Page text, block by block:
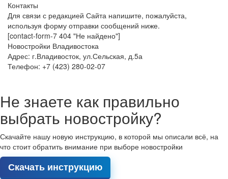
Контакты
Для связи с редакцией Сайта напишите, пожалуйста,
используя форму отправки сообщений ниже.
[contact-form-7 404 "Не найдено"]
Новостройки Владивостока
Адрес: г.Владивосток, ул.Сельская, д.5а
Телефон: +7 (423) 280-02-07
Не знаете как правильно
выбрать новостройку?
Скачайте нашу новую инструкцию, в которой мы описали всё, на
что стоит обратить внимание при выборе новостройки
Скачать инструкцию